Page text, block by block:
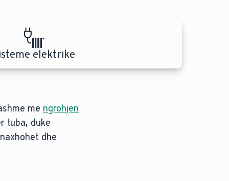
elektrike
me ngrohjen
tuba, duke
dhe
të kuqe